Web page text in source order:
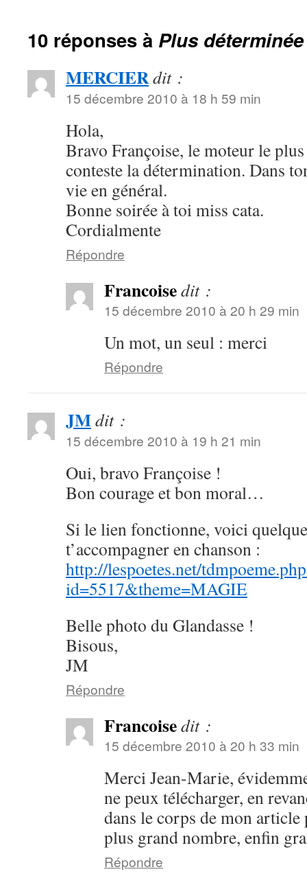
10 réponses à Plus
MERCIERdit :
15 décembre 2010 à 18 h 59 min
Hola,
Bravo Françoise, le moteur le plus
conteste la détermination. Dans
vie en général.
Bonne soirée à toi miss cata.
Cordialmente
Répondre
Francoisedit :
15 décembre 2010 à 20 h 29 min
Un mot, un seul : merci
Répondre
JMdit :
15 décembre 2010 à 19 h 21 min
Oui, bravo Françoise !
Bon courage et bon moral…
Si le lien fonctionne, voici
t’accompagner en chanson :
http://lespoetes.net/
id=5517&theme=MAGIE
Belle photo du Glandasse !
Bisous,
JM
Répondre
Francoisedit :
15 décembre 2010 à 20 h 33 min
Merci Jean-Marie,
ne peux télécharger, en
dans le corps de mon
plus grand nombre, enfin
Répondre